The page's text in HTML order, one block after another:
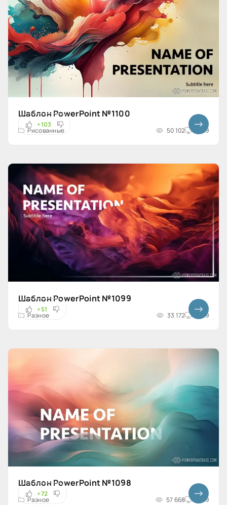
Шаблон PowerPoint №1100
Рисованные 50 102 16x9
+103
Шаблон PowerPoint №1099
Разное 33 172 16x9
+51
Шаблон PowerPoint №1098
Разное 57 668 16x9
+72